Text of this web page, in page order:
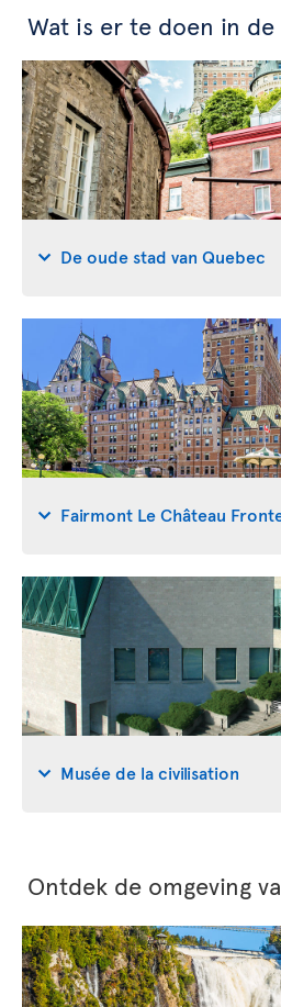
Wat is er te doen in de
De oude stad van Quebec
Fairmont Le Château
Musée de la civilisation
Ontdek de omgeving